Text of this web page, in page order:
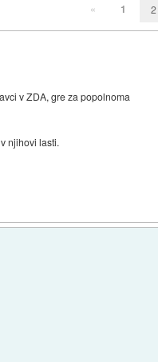
« 1 2
v ZDA, gre za popolnoma
njihovi lasti.